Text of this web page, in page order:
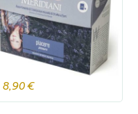
8,90€